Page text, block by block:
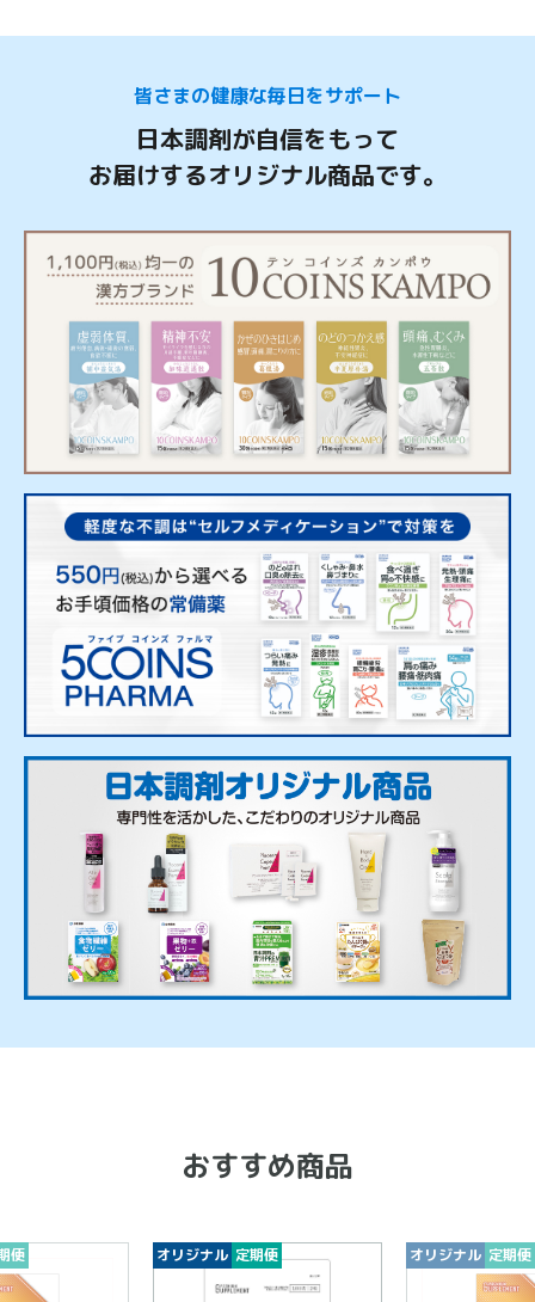
皆さまの健康な毎日をサポート
日本調剤が自信をもって
お届けするオリジナル商品です。
おすすめ商品
便 オリジナル 定期便 オリジナル 定期便